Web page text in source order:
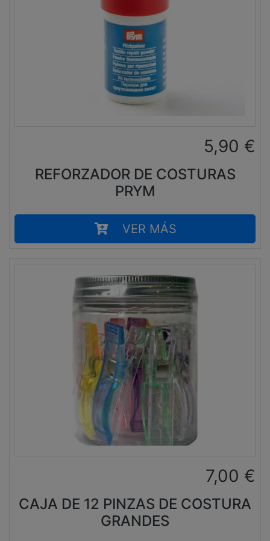
5,90 €
REFORZADOR DE COSTURAS
PRYM
VER MÁS
7,00 €
CAJA DE 12 PINZAS DE COSTURA
GRANDES